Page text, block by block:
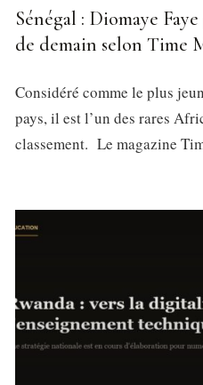
Sénégal : Diomaye
de demain selon Time
Considéré comme le plus
pays, il est l’un des rares
classement. Le magazine